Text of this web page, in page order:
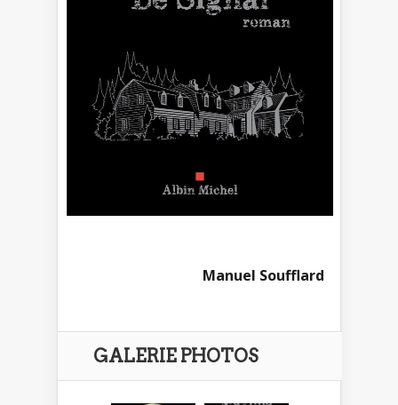
Manuel Soufflard
GALERIE PHOTOS